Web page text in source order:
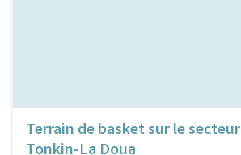
Terrain de basket sur le secteur
Tonkin-La Doua